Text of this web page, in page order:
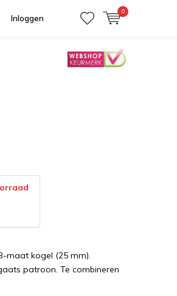
Inloggen
0
maat kogel (25 mm).
patroon. Te combineren